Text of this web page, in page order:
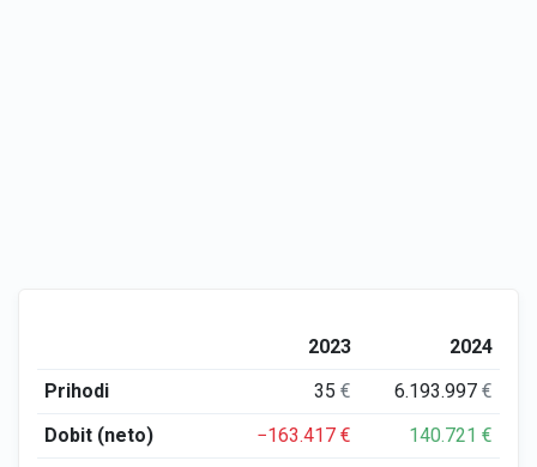
2023
2024
Prihodi
35€ 6.193.997€
Dobit (neto)
−163.417€ 140.721€